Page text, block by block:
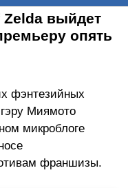
выйдет
опять
фэнтезийных
Миямото
микроблоге
франшизы.